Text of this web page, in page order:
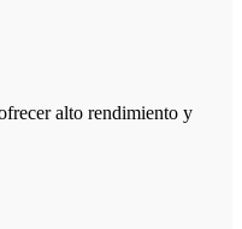
alto rendimiento y